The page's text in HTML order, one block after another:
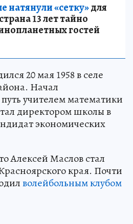
«сетку»для
13 лет тайно
гостей
20 мая 1958 в селе
Начал
учителем математики
директором школы в
экономических
Алексей Маслов стал
края. Почти
волейбольным клубом